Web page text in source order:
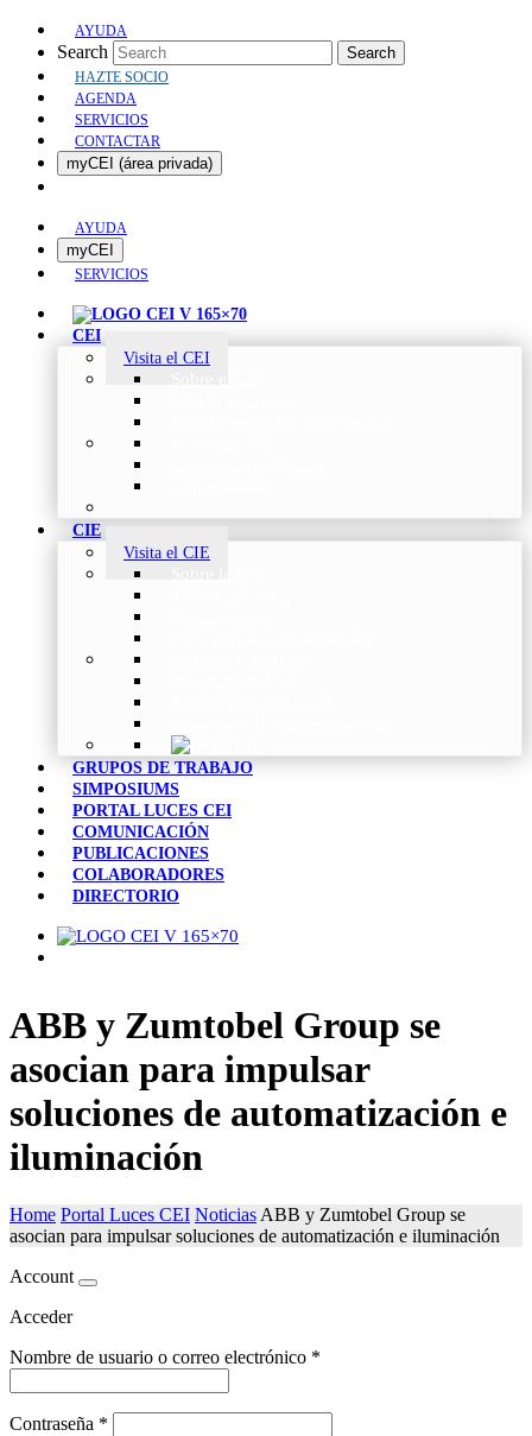
AYUDA
Search Search
HAZTE SOCIO
AGENDA
SERVICIOS
CONTACTAR
myCEI (área privada)
AYUDA
myCEI
SERVICIOS
CEI
Visita el CEI
CIE
Visita el CIE
GRUPOS DE TRABAJO
SIMPOSIUMS
PORTAL LUCES CEI
COMUNICACIÓN
PUBLICACIONES
COLABORADORES
DIRECTORIO
ABB y Zumtobel Group se
asocian para impulsar
soluciones de automatización e
iluminación
Home Portal Luces CEI NoticiasABB y Zumtobel Group se
asocian para impulsar soluciones de automatización e iluminación
Account
Acceder
Nombre de usuario o correo electrónico *
Contraseña *